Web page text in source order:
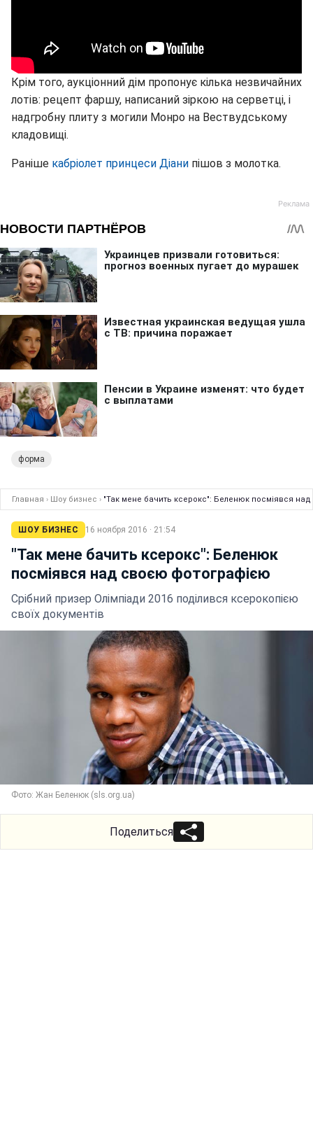
Крім того, аукціонний дім пропонує кілька незвичайних
лотів: рецепт фаршу, написаний зіркою на серветці, і
надгробну плиту з могили Монро на Вествудському
кладовищі.
Раніше кабріолет принцеси Діани пішов з молотка.
форма
Главная › Шоу бизнес › "Так мене бачить ксерокс": Беленюк посміявся
ШОУ БИЗНЕС 16 ноября 2016 · 21:54
"Так мене бачить ксерокс": Беленюк
посміявся над своєю фотографією
Срібний призер Олімпіади 2016 поділився ксерокопією
своїх документів
Фото: Жан Беленюк (sls.org.ua)
Поделиться